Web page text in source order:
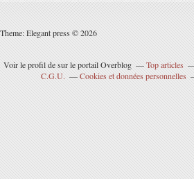
Theme: Elegant press © 2026
Voir le profil desur le portail Overblog Top articles
C.G.U.
Cookies et données personnelles